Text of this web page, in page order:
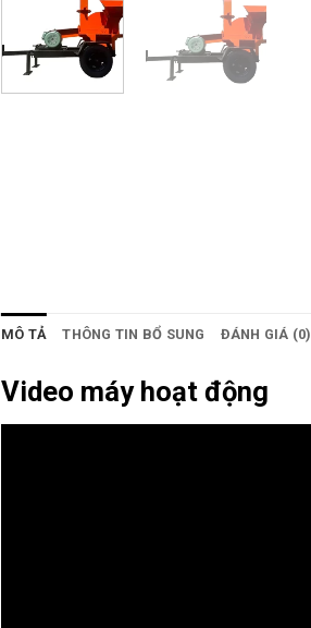
MÔ TẢ THÔNG TIN BỔ SUNG ĐÁNH GIÁ (0)
Video máy hoạt động